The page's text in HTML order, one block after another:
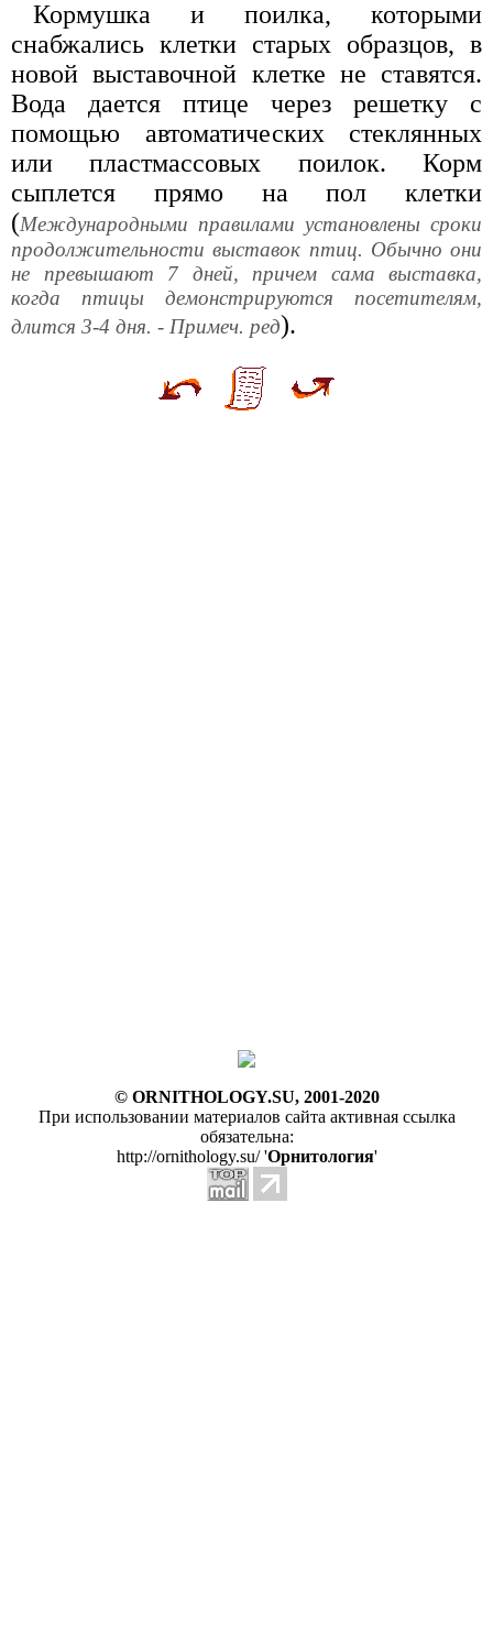
Кормушка и поилка, которыми
снабжались клетки старых образцов, в
новой выставочной клетке не ставятся.
Вода дается птице через решетку с
помощью автоматических стеклянных
или пластмассовых поилок. Корм
сыплется прямо на пол клетки
(Международными правилами установлены сроки
продолжительности выставок птиц. Обычно они
не превышают 7 дней, причем сама выставка,
когда птицы демонстрируются посетителям,
длится 3-4 дня. - Примеч. ред).
© ORNITHOLOGY.SU, 2001-2020
При использовании материалов сайта активная ссылка
обязательна:
http://ornithology.su/ 'Орнитология'